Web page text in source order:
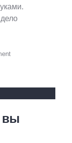
вы